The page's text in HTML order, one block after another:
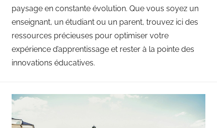
paysage en constante évolution. Que vous soyez un
enseignant, un étudiant ou un parent, trouvez ici des
ressources précieuses pour optimiser votre
expérience d’apprentissage et rester à la pointe des
innovations éducatives.